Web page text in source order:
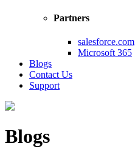
Partners
salesforce.com
Microsoft 365
Blogs
Contact Us
Support
Blogs